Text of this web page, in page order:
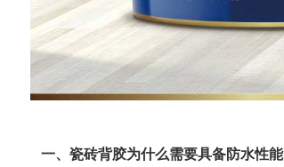
一、瓷砖背胶为什么需要具备防水性能